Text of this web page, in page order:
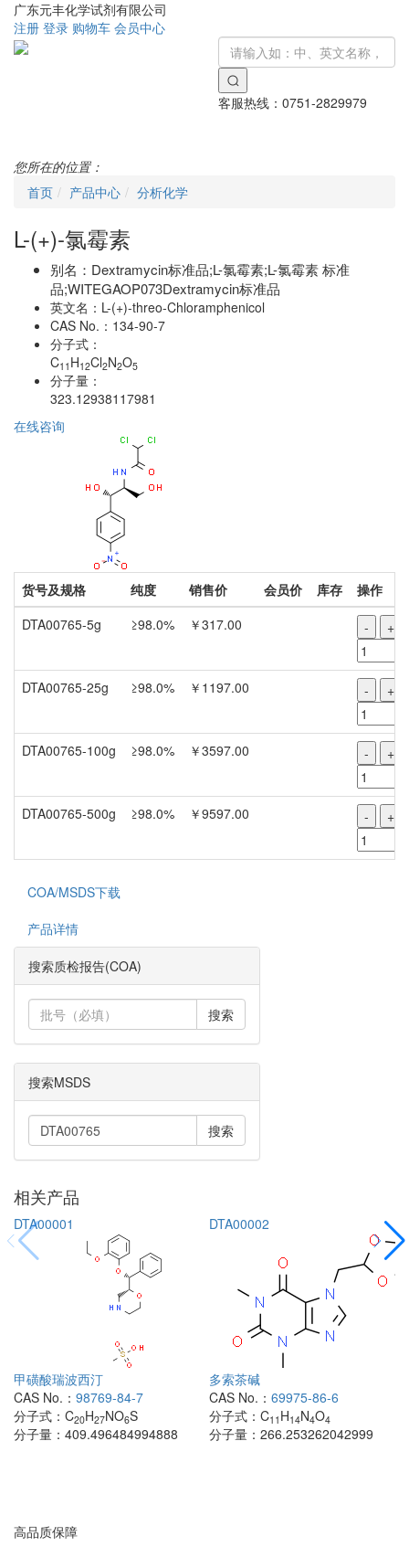
广东元丰化学试剂有限公司
注册 登录 购物车 会员中心
客服热线： 0751-2829979
您所在的位置：
首页
产品中心 分析化学
L-(+)-氯霉素
别名： Dextramycin标准品;L-氯霉素;L-氯霉素 标准
品;WITEGAOP073Dextramycin标准品
英文名： L-(+)-threo-Chloramphenicol
CAS No.： 134-90-7
分子式：
C11 H12Cl2N2O5
分子量：
323.12938117981
在线咨询
货号及规格 纯度 销售价 会员价 库存
操作
DTA00765-5g
≥98.0% ￥317.00 - +
DTA00765-25g ≥98.0% ￥1197.00 - +
DTA00765-100g ≥98.0% ￥3597.00 - +
DTA00765-500g ≥98.0% ￥9597.00 - +
COA/MSDS下载
产品详情
搜索质检报告(COA)
搜索
搜索MSDS
搜索
相关产品
DTA00001
甲磺酸瑞波西汀
CAS No.： 98769-84-7
分子式： C20H27NO6S
分子量： 409.496484994888
DTA00002
多索茶碱
CAS No.： 69975-86-6
分子式： C11 H14N4O4
分子量： 266.253262042999
高品质保障